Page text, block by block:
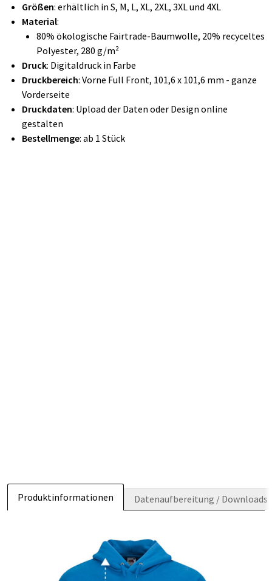
Größen: erhältlich in S, M, L, XL, 2XL, 3XL und 4XL
Material:
80% ökologische Fairtrade-Baumwolle, 20% recyceltes
Polyester, 280 g/m²
Druck: Digitaldruck in Farbe
Druckbereich: Vorne Full Front, 101,6 x 101,6 mm - ganze
Vorderseite
Druckdaten: Upload der Daten oder Design online
gestalten
Bestellmenge: ab 1 Stück
Produktinformationen Datenaufbereitung / Downloads